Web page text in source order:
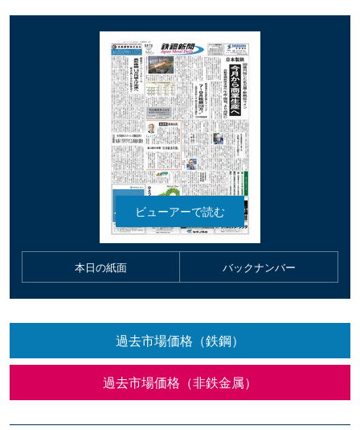
本日の紙面 バックナンバー
過去市場価格（鉄鋼）
過去市場価格（非鉄金属）